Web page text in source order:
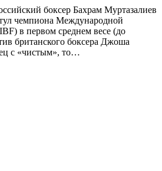
боксер Бахрам Муртазалиев
чемпиона Международной
в первом среднем весе (до
британского боксера Джоша
с «чистым», то…